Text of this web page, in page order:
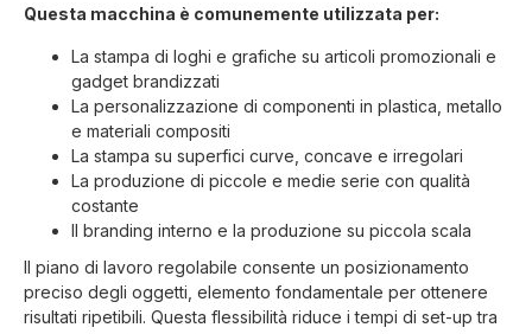
Questa macchina è comunemente utilizzata per:
La stampa di loghi e grafiche su articoli promozionali e
gadget brandizzati
La personalizzazione di componenti in plastica, metallo
e materiali compositi
La stampa su superfici curve, concave e irregolari
La produzione di piccole e medie serie con qualità
costante
Il branding interno e la produzione su piccola scala
Il piano di lavoro regolabile consente un posizionamento
preciso degli oggetti, elemento fondamentale per ottenere
risultati ripetibili. Questa flessibilità riduce i tempi di set-up tra